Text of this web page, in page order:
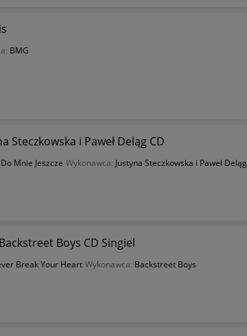
BMG
Steczkowska i Paweł Deląg CD
Mnie Jeszcze Wykonawca: Justyna Steczkowska i Paweł Deląg
Boys CD Singiel
Break Your Heart Wykonawca: Backstreet Boys